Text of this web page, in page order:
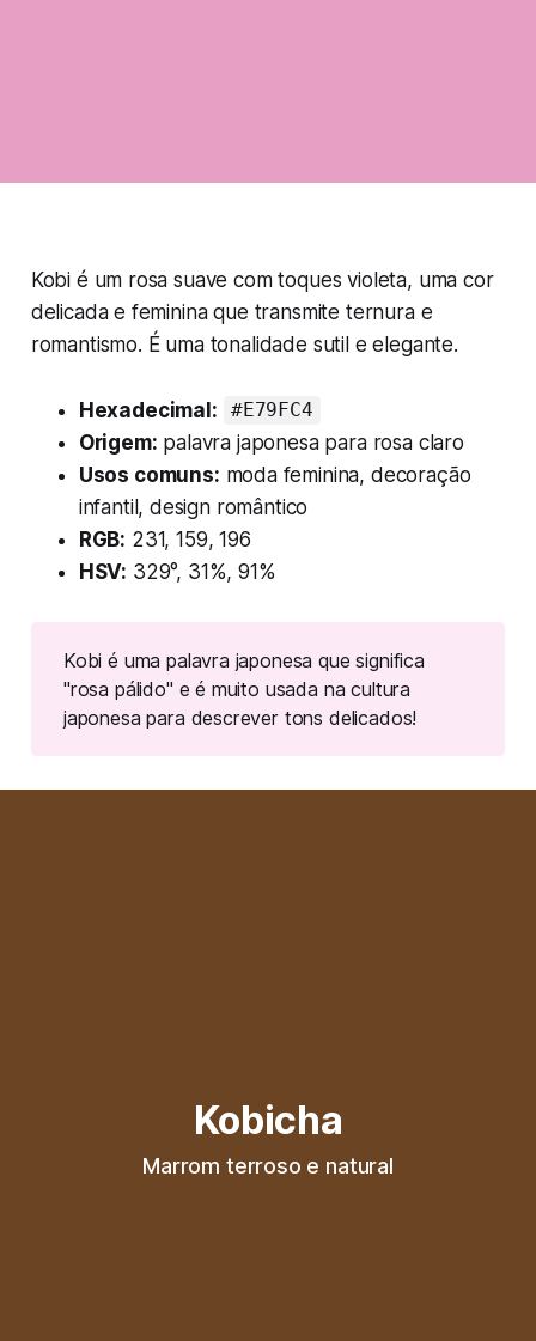
Kobi é um rosa suave com toques violeta, uma cor
delicada e feminina que transmite ternura e
romantismo. É uma tonalidade sutil e elegante.
Hexadecimal: #E79FC4
Origem: palavra japonesa para rosa claro
Usos comuns: moda feminina, decoração
infantil, design romântico
RGB: 231, 159, 196
HSV: 329°, 31%, 91%
Kobi é uma palavra japonesa que significa
"rosa pálido" e é muito usada na cultura
japonesa para descrever tons delicados!
Kobicha
Marrom terroso e natural